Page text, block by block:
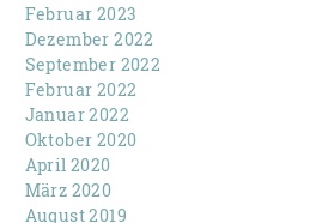
Februar 2023
Dezember 2022
September 2022
Februar 2022
Januar 2022
Oktober 2020
April 2020
März 2020
August 2019